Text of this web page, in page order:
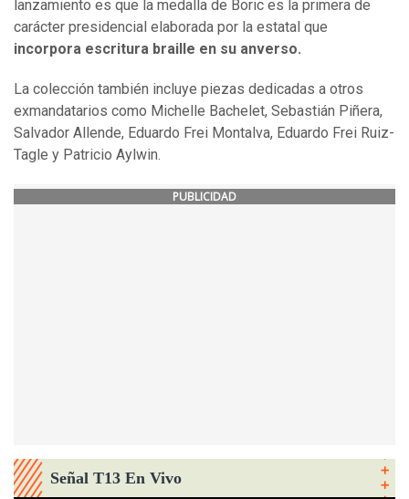
lanzamiento es que la medalla de Boric es la primera de
carácter presidencial elaborada por la estatal que
incorpora escritura braille en su anverso.
La colección también incluye piezas dedicadas a otros
exmandatarios como Michelle Bachelet, Sebastián Piñera,
Salvador Allende, Eduardo Frei Montalva, Eduardo Frei Ruiz-
Tagle y Patricio Aylwin.
PUBLICIDAD
Señal T13 En Vivo